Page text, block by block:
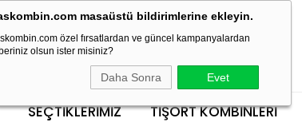
masaüstü bildirimlerine ekleyin.
özel fırsatlardan ve güncel kampanyalardan
olsun ister misiniz?
Daha Sonra Evet
SEÇTİKLERİMİZ TIŞÖRT KOMBINLERI